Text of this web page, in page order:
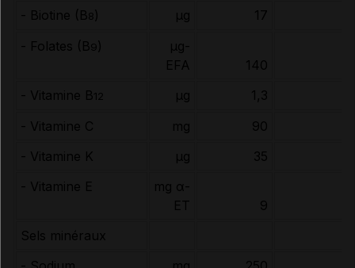
- Biotine (B8) µg
17
- Folates (B9)
µg-
EFA
140
- Vitamine B 12 µg
1,3
- Vitamine C
mg
90
- Vitamine K
µg
35
- Vitamine E
mg α-
ET
9
Sels minéraux